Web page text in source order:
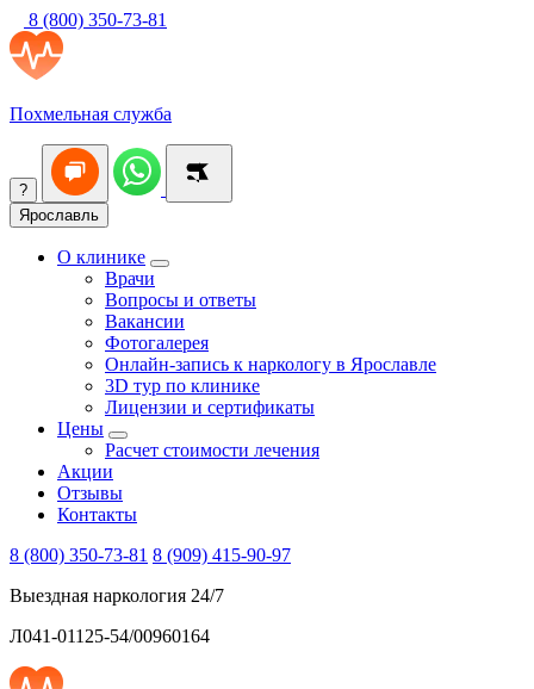
8 (800) 350-73-81
Похмельная служба
?
Ярославль
О клинике
Врачи
Вопросы и ответы
Вакансии
Фотогалерея
Онлайн-запись к наркологу в Ярославле
3D тур по клинике
Лицензии и сертификаты
Цены
Расчет стоимости лечения
Акции
Отзывы
Контакты
8 (800) 350-73-81 8 (909) 415-90-97
Выездная наркология 24/7
Л041-01125-54/00960164